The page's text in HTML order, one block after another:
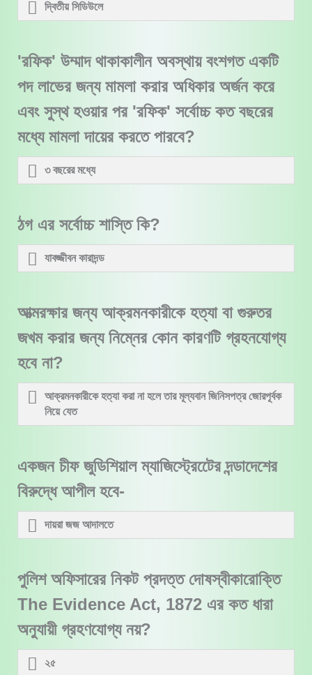
দ্বিতীয় সিডিউলে
'রফিক' উম্মাদ থাকাকালীন অবস্থায় বংশগত একটি
পদ লাভের জন্য মামলা করার অধিকার অর্জন করে
এবং সুস্থ হওয়ার পর 'রফিক' সর্বোচ্চ কত বছরের
মধ্যে মামলা দায়ের করতে পারবে?
৩ বছরের মধ্যে
ঠগ এর সর্বোচ্চ শাস্তি কি?
যাবজ্জীবন কারাদন্ড
আত্মরক্ষার জন্য আক্রমনকারীকে হত্যা বা গুরুতর
জখম করার জন্য নিম্নের কোন কারণটি গ্রহনযোগ্য
হবে না?
আক্রমনকারীকে হত্যা করা না হলে তার মূল্যবান জিনিসপত্র জোরপূর্বক
নিয়ে যেত
একজন চীফ জুডিশিয়াল ম্যাজিস্ট্রেটেের দন্ডাদেশের
বিরুদ্ধে আপীল হবে-
দায়রা জজ আদালতে
পুলিশ অফিসারের নিকট প্রদত্ত দোষস্বীকারোক্তি
The Evidence Act, 1872 এর কত ধারা
অনুযায়ী গ্রহণযোগ্য নয়?
২৫